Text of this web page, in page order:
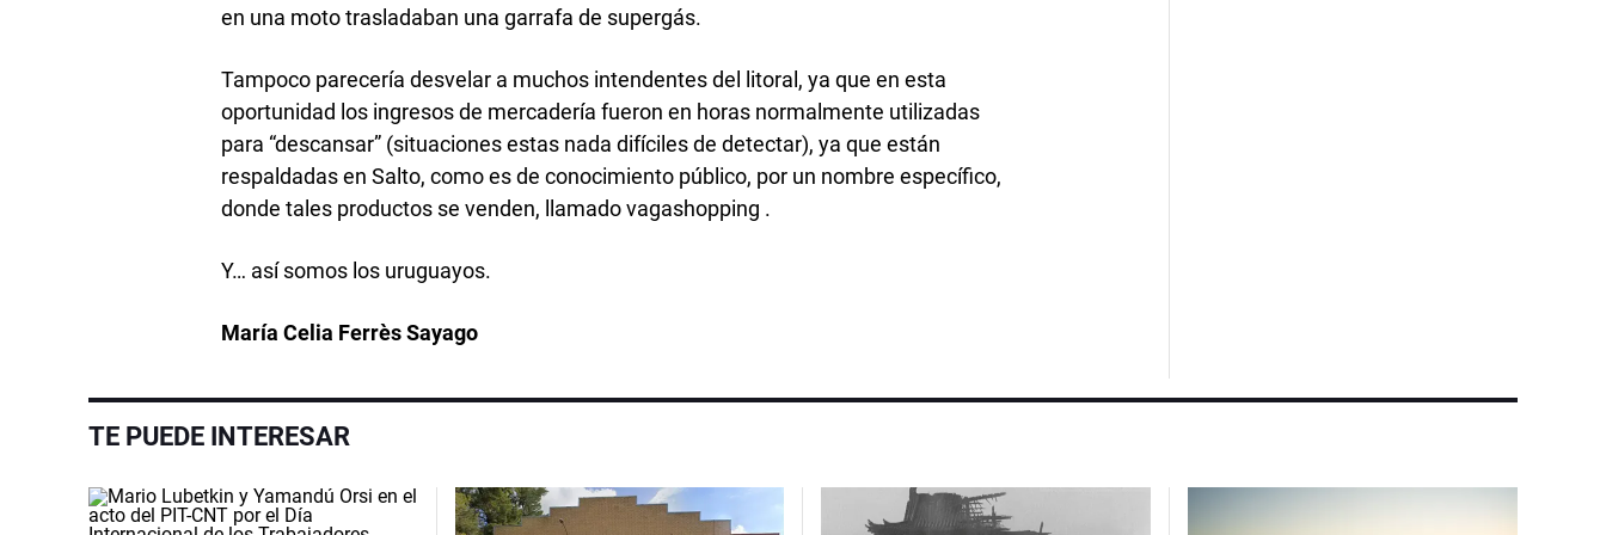
en una moto trasladaban una garrafa de supergás.
Tampoco parecería desvelar a muchos intendentes del litoral, ya que en esta
oportunidad los ingresos de mercadería fueron en horas normalmente utilizadas
para “descansar” (situaciones estas nada difíciles de detectar), ya que están
respaldadas en Salto, como es de conocimiento público, por un nombre específico,
donde tales productos se venden, llamado vagashopping .
Y… así somos los uruguayos.
María Celia Ferrès Sayago
TE PUEDE INTERESAR